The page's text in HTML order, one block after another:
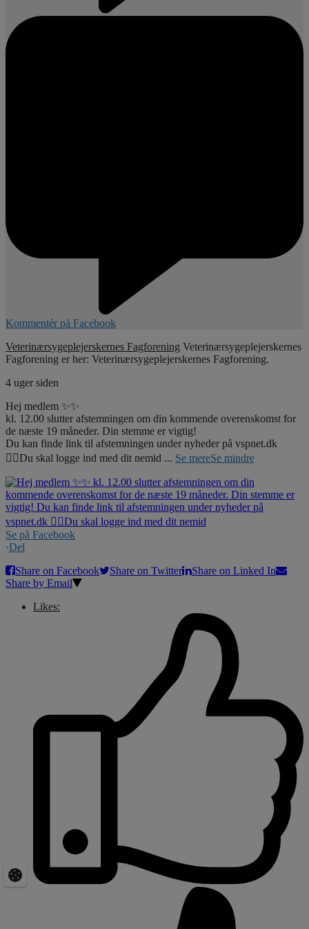
Kommentér på Facebook
Veterinærsygeplejerskernes Fagforening Veterinærsygeplejerskernes
Fagforening er her: Veterinærsygeplejerskernes Fagforening.
4 uger siden
Hej medlem ✨✨
kl. 12.00 slutter afstemningen om din kommende overenskomst for
de næste 19 måneder. Din stemme er vigtig!
Du kan finde link til afstemningen under nyheder på vspnet.dk
☝🏼Du skal logge ind med dit nemid ... Se mereSe mindre
Se på Facebook
·Del
Share on Facebook
Share on Twitter
Share on Linked In
Share by Email
Likes: